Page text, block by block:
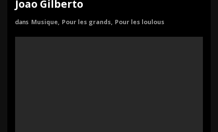
Joao Gilberto
dans Musique, Pour les grands, Pour les loulous